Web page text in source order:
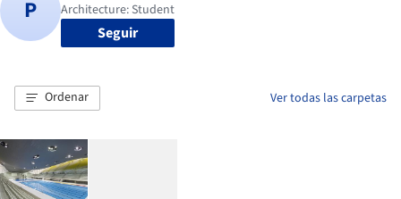
Seguir
Ordenar Ver todas las carpetas